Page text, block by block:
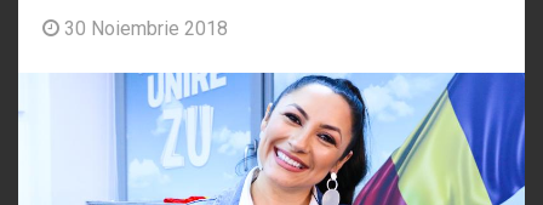
30 Noiembrie 2018